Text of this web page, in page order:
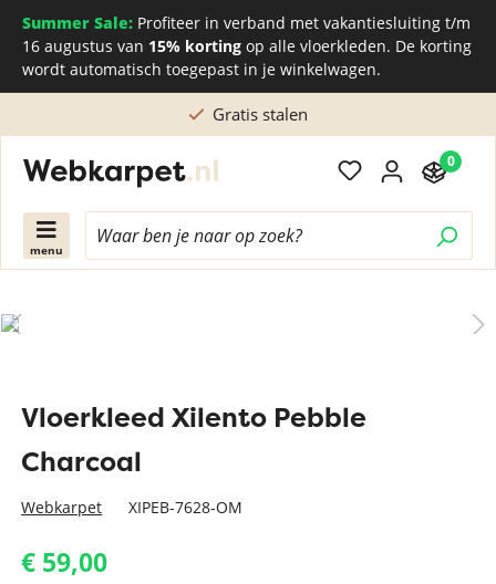
Summer Sale: Profiteer in verband met vakantiesluiting t/m
16 augustus van 15% korting op alle vloerkleden. De korting
wordt automatisch toegepast in je winkelwagen.
Gratis stalen
menu
0
Vloerkleed Xilento Pebble
Charcoal
Webkarpet XIPEB-7628-OM
€ 59,00